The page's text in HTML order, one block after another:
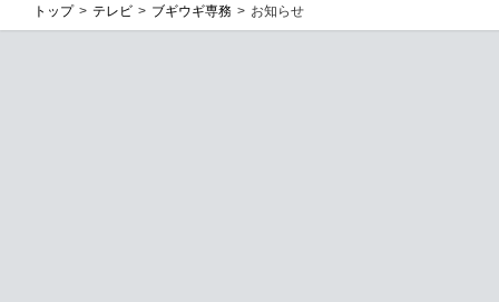
トップ テレビ ブギウギ専務 お知らせ